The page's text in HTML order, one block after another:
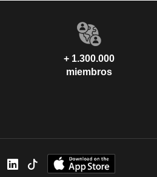
+ 1.300.000
miembros